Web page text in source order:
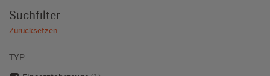
Suchfilter
Zurücksetzen
TYP